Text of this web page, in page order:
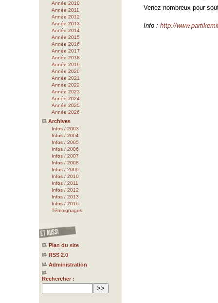
Année 2010
Année 2011
Année 2012
Année 2013
Année 2014
Année 2015
Année 2016
Année 2017
Année 2018
Année 2019
Année 2020
Année 2021
Année 2022
Année 2023
Année 2024
Année 2025
Année 2026
Archives
Infos / 2003
Infos / 2004
Infos / 2005
Infos / 2006
Infos / 2007
Infos / 2008
Infos / 2009
Infos / 2010
Infos / 2011
Infos / 2012
Infos / 2013
Infos / 2016
Témoignages
Plan du site
RSS 2.0
Administration
Rechercher :
Venez nombreux pour
Info : http://